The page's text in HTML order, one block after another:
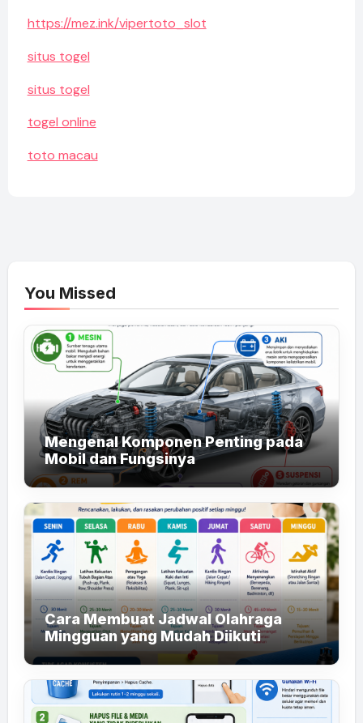
https://mez.ink/vipertoto_slot
situs togel
situs togel
togel online
toto macau
You Missed
Mengenal Komponen Penting pada
Mobil dan Fungsinya
Cara Membuat Jadwal Olahraga
Mingguan yang Mudah Diikuti